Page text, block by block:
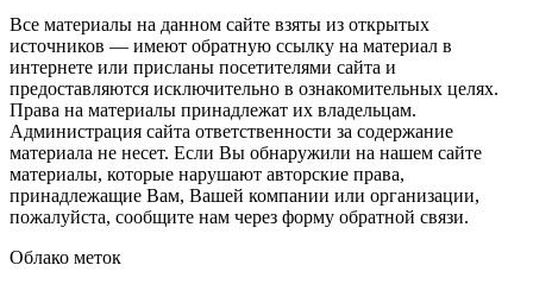
Все материалы на данном сайте взяты из открытых
источников — имеют обратную ссылку на материал в
интернете или присланы посетителями сайта и
предоставляются исключительно в ознакомительных целях.
Права на материалы принадлежат их владельцам.
Администрация сайта ответственности за содержание
материала не несет. Если Вы обнаружили на нашем сайте
материалы, которые нарушают авторские права,
принадлежащие Вам, Вашей компании или организации,
пожалуйста, сообщите нам через форму обратной связи.
Облако меток